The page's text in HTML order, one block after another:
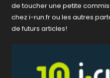
de toucher une petite
chez i-run.fr ou les autres
de futurs articles!